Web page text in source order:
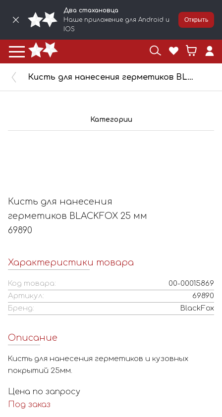
Два стахановца
Наше приложение для Android и
IOS
Открыть
Кисть для нанесения герметиков BLACKFOX 25 мм 69890
Категории
Кисть для нанесения
герметиков BLACKFOX 25 мм
69890
Характеристики товара
Код товара:
00-00015869
Артикул:
69890
Бренд:
BlackFox
Описание
Кисть для нанесения герметиков и кузовных
покрытий 25мм.
Цена по запросу
Под заказ